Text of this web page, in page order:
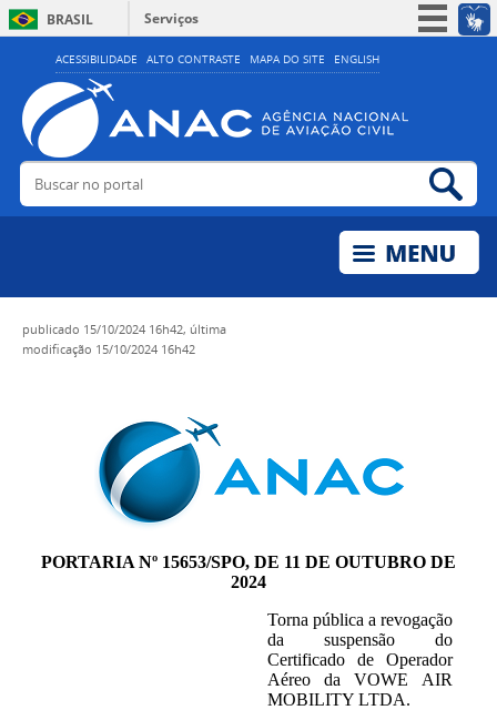
ACESSIBILIDADE ALTO CONTRASTE MAPA DO SITE ENGLISH
BRASIL
Serviços
Simplifique!
Acesso à informação
Legislação
Buscar no portal
publicado 15/10/2024 16h42, última
modificação 15/10/2024 16h42
PORTARIA Nº 15653/SPO, DE 11 DE OUTUBRO DE
2024
Torna pública a revogação
da suspensão do
Certificado de Operador
Aéreo daVOWE AIR
MOBILITY LTDA.